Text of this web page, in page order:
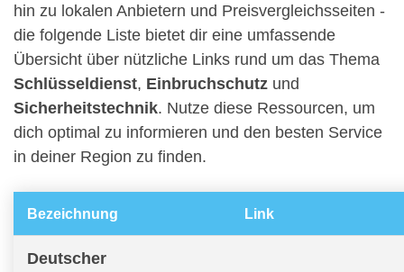
hin zu lokalen Anbietern und Preisvergleichsseiten -
die folgende Liste bietet dir eine umfassende
Übersicht über nützliche Links rund um das Thema
Schlüsseldienst, Einbruchschutz und
Sicherheitstechnik. Nutze diese Ressourcen, um
dich optimal zu informieren und den besten Service
in deiner Region zu finden.
Bezeichnung Link
Deutscher